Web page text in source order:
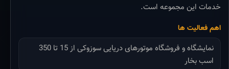
خدمات این مجموعه است.
اهم فعالیت ها
نمایشگاه و فروشگاه موتورهای دریایی سوزوکی از 15 تا 350
اسب بخار